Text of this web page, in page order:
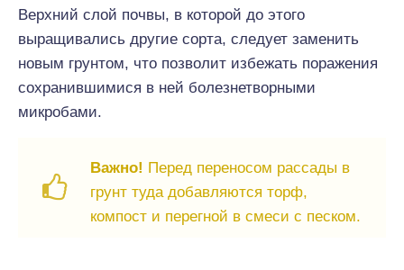
Верхний слой почвы, в которой до этого
выращивались другие сорта, следует заменить
новым грунтом, что позволит избежать поражения
сохранившимися в ней болезнетворными
микробами.
Важно! Перед переносом рассады в
грунт туда добавляются торф,
компост и перегной в смеси с песком.